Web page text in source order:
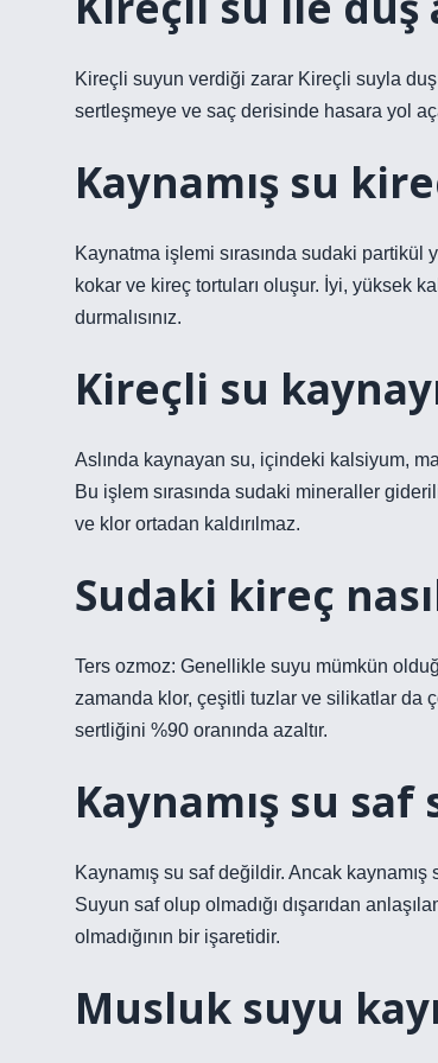
Kireçli suyun verdiği zarar Kireçli suyla
sertleşmeye ve saç derisinde hasara yol
Kaynamış su
Kaynatma işlemi sırasında sudaki partikül
kokar ve kireç tortuları oluşur. İyi, yüksek
durmalısınız.
Kireçli su
Aslında kaynayan su, içindeki kalsiyum,
Bu işlem sırasında sudaki mineraller
ve klor ortadan kaldırılmaz.
Sudaki kireç
Ters ozmoz: Genellikle suyu mümkün
zamanda klor, çeşitli tuzlar ve silikatlar da
sertliğini %90 oranında azaltır.
Kaynamış su
Kaynamış su saf değildir. Ancak
Suyun saf olup olmadığı dışarıdan
olmadığının bir işaretidir.
Musluk suyu